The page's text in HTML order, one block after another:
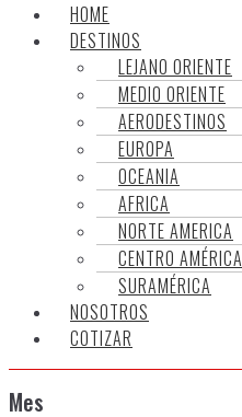
HOME
DESTINOS
LEJANO ORIENTE
MEDIO ORIENTE
AERODESTINOS
EUROPA
OCEANIA
AFRICA
NORTE AMERICA
CENTRO AMÉRICA
SURAMÉRICA
NOSOTROS
COTIZAR
Mes